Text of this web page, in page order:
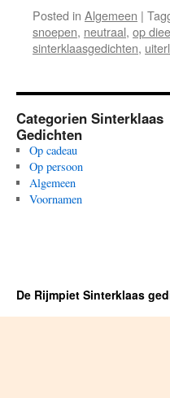
Posted in Algemeen |
snoepen, neutraal, op
sinterklaasgedichten,
Categorien Sinterklaas
Gedichten
Op cadeau
Op persoon
Algemeen
Voornamen
De Rijmpiet Sinterklaas